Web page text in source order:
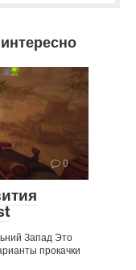
0
Запад Это
прокачки